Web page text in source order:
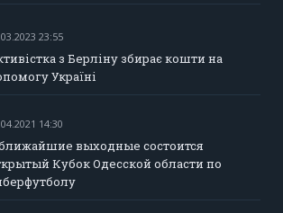
23:55
з Берліну збирає кошти на
Україні
14:30
выходные состоится
Кубок Одесской области по